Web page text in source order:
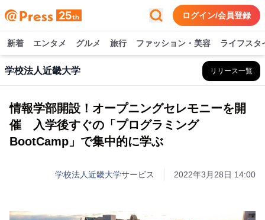
ログイン/会員登録
新着 エンタメ グルメ 旅行 ファッション・美容 ライフスタ
学校法人近畿大学 リリース一覧
情報学部開設！オープニングセレモニーを開
催 入学後すぐの「プログラミング
BootCamp」で集中的に学ぶ
学校法人近畿大学サービス 2022年3月28日 14:00